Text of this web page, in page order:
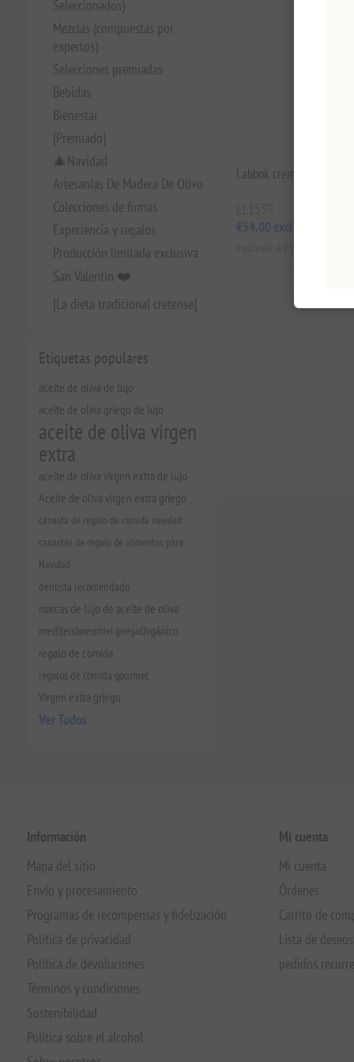
Seleccionados)
Mezclas (compuestas por
expertos)
Selecciones premiadas
Bebidas
Bienestar
[Premiado]
🎄Navidad
Artesanías De Madera De Olivo
Colecciones de firmas
Experiencia y regalos
Producción limitada exclusiva
San Valentín ❤️
[La dieta tradicional cretense]
Etiquetas populares
aceite de oliva de lujo
aceite de oliva griego de lujo
aceite de oliva virgen
extra
aceite de oliva virgen extra de lujo
Aceite de oliva virgen extra griego
canasta de regalo de comida navidad
canastas de regalo de alimentos para
Navidad
dentista recomendado
marcas de lujo de aceite de oliva
mediterráneomiel griegaOrgánico
regalo de comida
regalos de comida gourmet
Virgen extra griego
Ver Todos
Labbok crema de día
€54,00 excl impuestos
Información
Mapa del sitio
Envío y procesamiento
Programas de recompensas y fidelización
Política de privacidad
Política de devoluciones
Términos y condiciones
Sostenibilidad
Política sobre el alcohol
Mi cuenta
Mi cuenta
Órdenes
Carrito de
Lista de deseos
pedidos